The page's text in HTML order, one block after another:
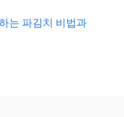
는 파김치 비법과